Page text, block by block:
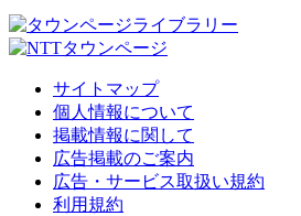
サイトマップ
個人情報について
掲載情報に関して
広告掲載のご案内
広告・サービス取扱い規約
利用規約